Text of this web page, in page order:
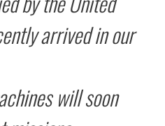
arrived in our
will soon